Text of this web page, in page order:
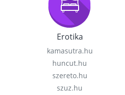
Erotika
kamasutra.hu
huncut.hu
szereto.hu
szuz.hu